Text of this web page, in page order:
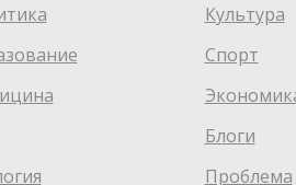
Культура
Спорт
Блоги
Проблема